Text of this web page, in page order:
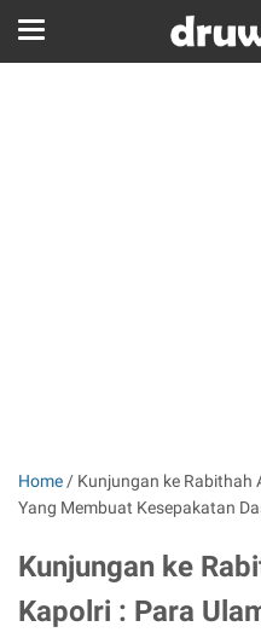
Home / Kunjungan ke Rabithah
Yang Membuat Kesepakatan
Kunjungan ke
Kapolri : Para